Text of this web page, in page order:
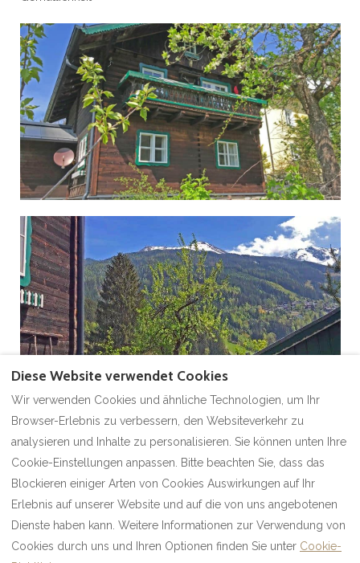
Impressum Kontakt
Diese Website verwendet Cookies
Wir verwenden Cookies und ähnliche Technologien, um Ihr
Browser-Erlebnis zu verbessern, den Websiteverkehr zu
analysieren und Inhalte zu personalisieren. Sie können unten Ihre
Cookie-Einstellungen anpassen. Bitte beachten Sie, dass das
Blockieren einiger Arten von Cookies Auswirkungen auf Ihr
Erlebnis auf unserer Website und auf die von uns angebotenen
Dienste haben kann. Weitere Informationen zur Verwendung von
Cookies durch uns und Ihren Optionen finden Sie unter Cookie-